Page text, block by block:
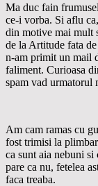
Ma duc fain
ce-i vorba. Si aflu
din motive mai mult
de la Artitude fata
n-am primit un mail
faliment. Curioasa
spam vad urmatorul
Am cam ramas cu
fost trimisi la
ca sunt aia nebuni
pare ca nu, fetelea
faca treaba.